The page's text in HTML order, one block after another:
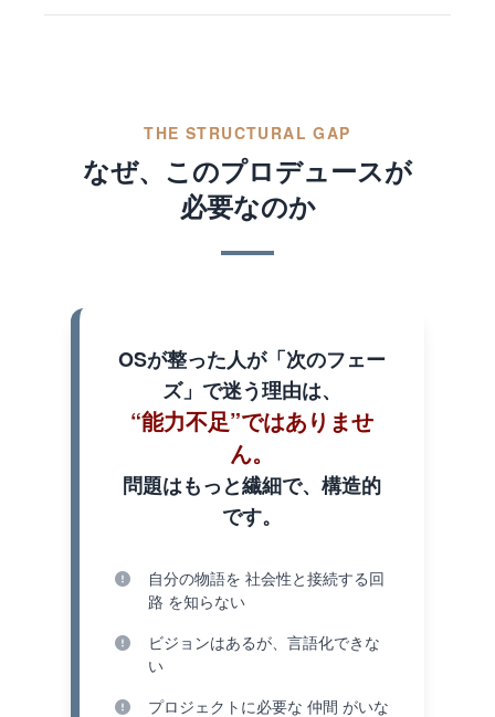
THE STRUCTURAL GAP
なぜ、このプロデュースが
必要なのか
OSが整った人が「次のフェー
ズ」で迷う理由は、
“能力不足”ではありませ
ん。
問題はもっと繊細で、構造的
です。
自分の物語を 社会性と接続する回
路 を知らない
ビジョンはあるが、言語化できな
い
プロジェクトに必要な 仲間 がいな